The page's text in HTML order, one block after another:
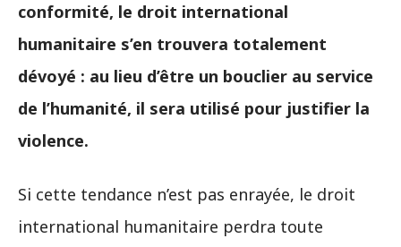
conformité, le droit international
humanitaire s’en trouvera totalement
dévoyé : au lieu d’être un bouclier au service
de l’humanité, il sera utilisé pour justifier la
violence.
Si cette tendance n’est pas enrayée, le droit
international humanitaire perdra toute